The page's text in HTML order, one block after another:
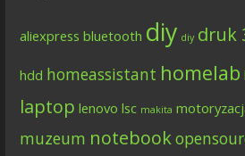
aliexpress bluetooth diy diy druk
hdd homeassistant homelab
laptop lenovo lsc makita
muzeum notebook